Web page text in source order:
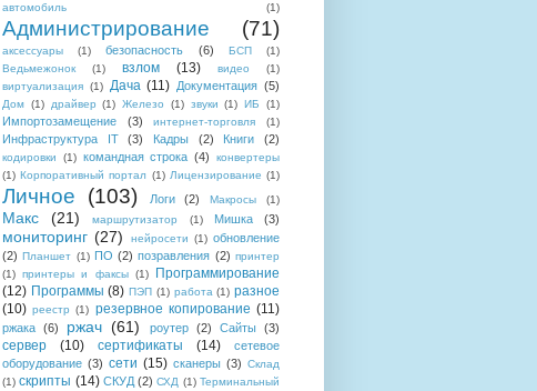
автомобиль
(1)
Администрирование (71)
аксессуары (1) безопасность (6) БСП
(1)
Ведьмежонок
(1) взлом (13) видео
(1)
виртуализация (1) Дача (11) Документация (5)
Дом (1) драйвер (1) Железо (1) звуки (1) ИБ (1)
Импортозамещение (3) интернет-торговля (1)
Инфраструктура IT (3) Кадры (2) Книги (2)
кодировки (1) командная строка (4)
конвертеры
(1) Корпоративный портал (1) Лицензирование (1)
Личное (103) Логи (2) Макросы (1)
Макс (21) маршрутизатор (1) Мишка (3)
мониторинг (27) нейросети (1) обновление
(2) Планшет (1) ПО (2) позравления (2) принтер
(1) принтеры и факсы (1)
Программирование
(12) Программы (8) ПЭП (1) работа (1) разное
(10) реестр (1) резервное копирование (11)
ржака (6) ржач (61) роутер (2) Сайты (3)
сервер (10) сертификаты (14)
сетевое
оборудование (3) сети (15) сканеры (3) Склад
(1) скрипты (14) СКУД (2) СХД (1) Терминальный